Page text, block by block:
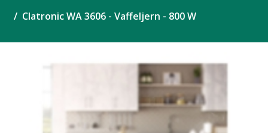
Clatronic WA 3606 - Vaffeljern - 800 W